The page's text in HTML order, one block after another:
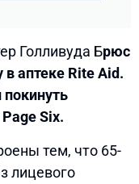
Голливуда Брюс
в аптеке Rite Aid.
Six.
тем, что 65-
лицевого